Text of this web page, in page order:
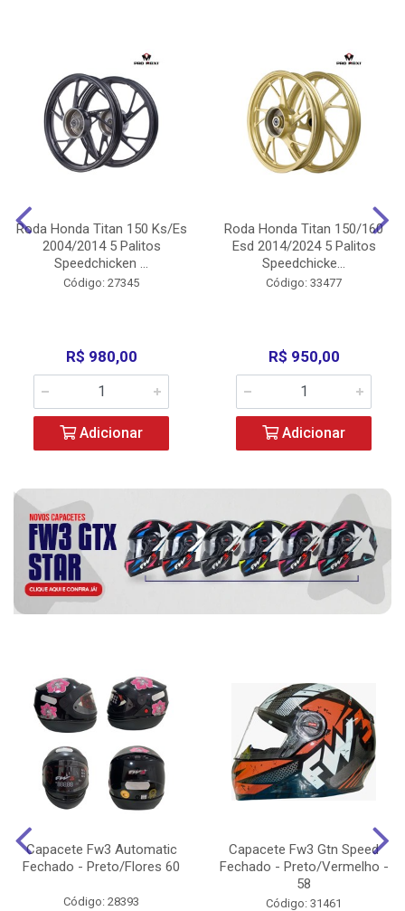
Roda Honda Titan 150 Ks/Es
2004/2014 5 Palitos
Speedchicken ...
Código: 27345
R$ 980,00
Adicionar
Roda Honda Titan 150/160
Esd 2014/2024 5 Palitos
Speedchicke...
Código: 33477
R$ 950,00
Adicionar
Capacete Fw3 Automatic
Fechado - Preto/Flores 60
Código: 28393
Capacete Fw3 Gtn Speed
Fechado - Preto/Vermelho -
58
Código: 31461